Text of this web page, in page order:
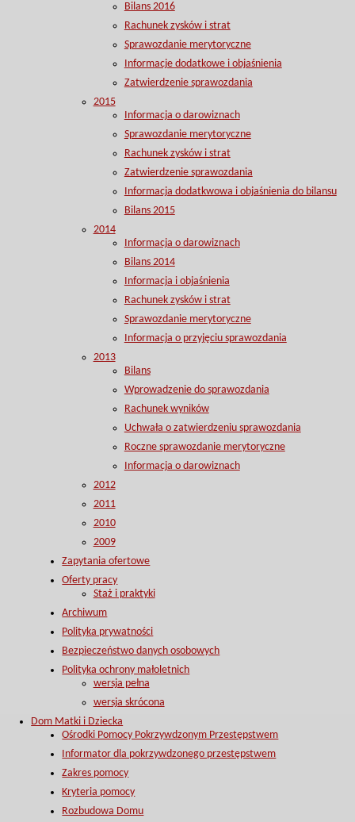
Bilans 2016
Rachunek zysków i strat
Sprawozdanie merytoryczne
Informacje dodatkowe i objaśnienia
Zatwierdzenie sprawozdania
2015
Informacja o darowiznach
Sprawozdanie merytoryczne
Rachunek zysków i strat
Zatwierdzenie sprawozdania
Informacja dodatkwowa i objaśnienia do bilansu
Bilans 2015
2014
Informacja o darowiznach
Bilans 2014
Informacja i objaśnienia
Rachunek zysków i strat
Sprawozdanie merytoryczne
Informacja o przyjęciu sprawozdania
2013
Bilans
Wprowadzenie do sprawozdania
Rachunek wyników
Uchwała o zatwierdzeniu sprawozdania
Roczne sprawozdanie merytoryczne
Informacja o darowiznach
2012
2011
2010
2009
Zapytania ofertowe
Oferty pracy
Staż i praktyki
Archiwum
Polityka prywatności
Bezpieczeństwo danych osobowych
Polityka ochrony małoletnich
wersja pełna
wersja skrócona
Dom Matki i Dziecka
Ośrodki Pomocy Pokrzywdzonym Przestępstwem
Informator dla pokrzywdzonego przestępstwem
Zakres pomocy
Kryteria pomocy
Rozbudowa Domu